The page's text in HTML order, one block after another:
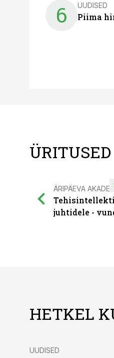
6 UUDISED
Piima
ÜRITUSED
ÄRIPÄEVA
juhtidele -
HETKEL
UUDISED